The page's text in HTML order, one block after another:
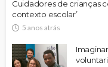
Cuidadores de crianças
contexto escolar’
5 anos atrás